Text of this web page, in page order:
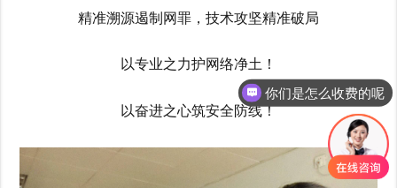
精准溯源遏制网罪，技术攻坚精准破局
以专业之力护网络净土！
以奋进之心筑安全防线！
你们是怎么收费的呢